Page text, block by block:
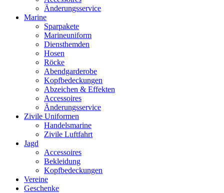
Änderungsservice
Marine
Sparpakete
Marineuniform
Diensthemden
Hosen
Röcke
Abendgarderobe
Kopfbedeckungen
Abzeichen & Effekten
Accessoires
Änderungsservice
Zivile Uniformen
Handelsmarine
Zivile Luftfahrt
Jagd
Accessoires
Bekleidung
Kopfbedeckungen
Vereine
Geschenke